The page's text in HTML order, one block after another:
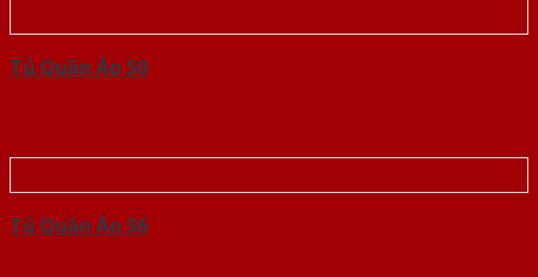
Tủ Quần Áo 50
Tủ Quần Áo 36